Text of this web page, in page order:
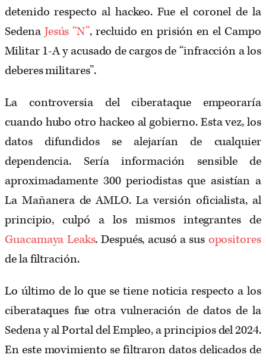
detenido respecto al hackeo. Fue el coronel de la
Sedena Jesús “N”, recluido en prisión en el Campo
Militar 1-A y acusado de cargos de “infracción a los
deberes militares”.
La controversia del ciberataque empeoraría
cuando hubo otro hackeo al gobierno. Esta vez, los
datos difundidos se alejarían de cualquier
dependencia. Sería información sensible de
aproximadamente 300 periodistas que asistían a
La Mañanera de AMLO. La versión oficialista, al
principio, culpó a los mismos integrantes de
Guacamaya Leaks. Después, acusó a sus opositores
de la filtración.
Lo último de lo que se tiene noticia respecto a los
ciberataques fue otra vulneración de datos de la
Sedena y al Portal del Empleo, a principios del 2024.
En este movimiento se filtraron datos delicados de